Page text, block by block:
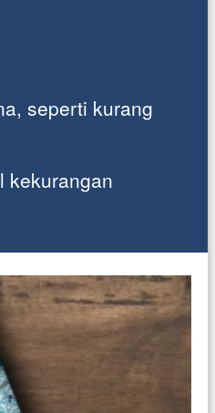
seperti kurang
kekurangan